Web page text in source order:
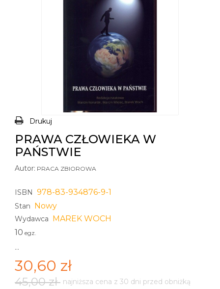
Drukuj
PRAWA CZŁOWIEKA W
PAŃSTWIE
Autor: PRACA ZBIOROWA
ISBN 978-83-934876-9-1
Stan Nowy
Wydawca MAREK WOCH
10 egz.
...
30,60 zł
45,00 zł najniższa cena z 30 dni przed obniżką